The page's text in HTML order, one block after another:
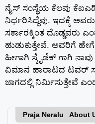
ನೈಸ್ ಸಂಸ್ಥೆಯ ಕೆಲವು
ನಿರ್ಧರಿಸಿದ್ದೆವು. ಇದಕ್ಕೆ
ಸರ್ಕಾರಕ್ಕಿಂತ ದೊಡ್ಡವರು
ಹುಡುಕುತ್ತೇವೆ. ಅವರಿಗೆ
ಹೀಗಾಗಿ ಸ್ಕೈಡೆಕ್ ಗಾಗಿ
ವಿಮಾನ ಹಾರಾಟದ ಟವರ್
ಜಾಗದಲ್ಲಿ ನಿರ್ಮಿಸುತ್ತೇವೆ
Praja Neralu About